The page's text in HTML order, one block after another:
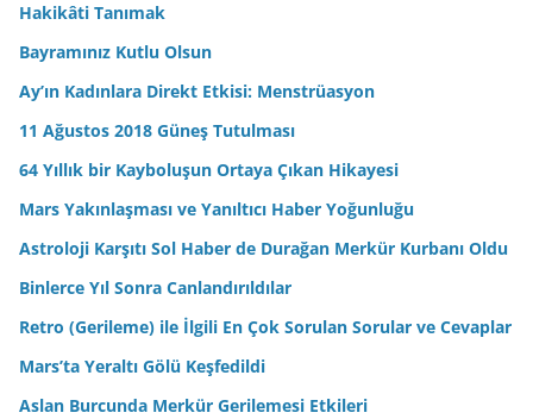
Hakikâti Tanımak
Bayramınız Kutlu Olsun
Ay’ın Kadınlara Direkt Etkisi: Menstrüasyon
11 Ağustos 2018 Güneş Tutulması
64 Yıllık bir Kayboluşun Ortaya Çıkan Hikayesi
Mars Yakınlaşması ve Yanıltıcı Haber Yoğunluğu
Astroloji Karşıtı Sol Haber de Durağan Merkür Kurbanı Oldu
Binlerce Yıl Sonra Canlandırıldılar
Retro (Gerileme) ile İlgili En Çok Sorulan Sorular ve Cevaplar
Mars’ta Yeraltı Gölü Keşfedildi
Aslan Burcunda Merkür Gerilemesi Etkileri